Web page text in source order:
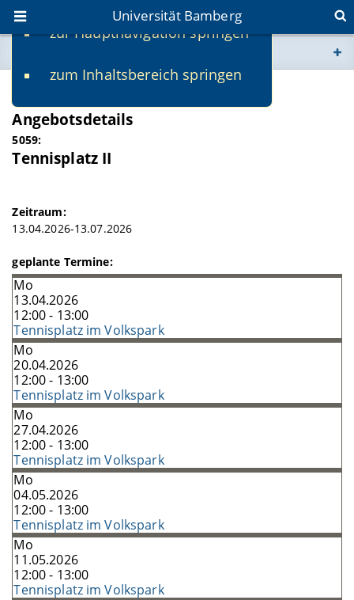
zur Hauptnavigation springen
zum Inhaltsbereich springen
Universität Bamberg
www.uni-bamberg.de
univis.uni-bamberg.de
SS 2026
Angebotsdetails
5059:
Tennisplatz II
Zeitraum:
13.04.2026-13.07.2026
geplante Termine:
Mo
13.04.2026
12:00 - 13:00
Tennisplatz im Volkspark
Mo
20.04.2026
12:00 - 13:00
Tennisplatz im Volkspark
Mo
27.04.2026
12:00 - 13:00
Tennisplatz im Volkspark
Mo
04.05.2026
12:00 - 13:00
Tennisplatz im Volkspark
Mo
11.05.2026
12:00 - 13:00
Tennisplatz im Volkspark